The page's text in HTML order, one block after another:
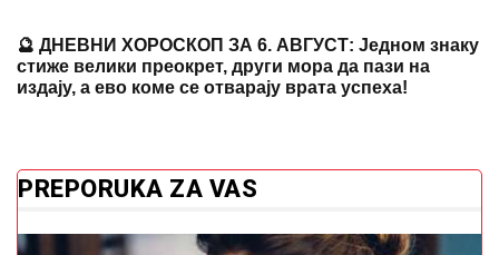
🔮 ДНЕВНИ ХОРОСКОП ЗА 6. АВГУСТ: Једном знаку
стиже велики преокрет, други мора да пази на
издају, а ево коме се отварају врата успеха!
PREPORUKA ZA VAS